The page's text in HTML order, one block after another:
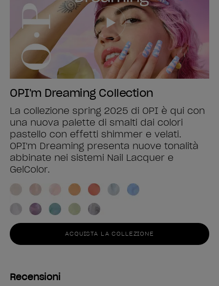
OPI'm Dreaming Collection
La collezione spring 2025 di OPI è qui con
una nuova palette di smalti dai colori
pastello con effetti shimmer e velati.
OPI'm Dreaming presenta nuove tonalità
abbinate nei sistemi Nail Lacquer e
GelColor.
ACQUISTA LA COLLEZIONE